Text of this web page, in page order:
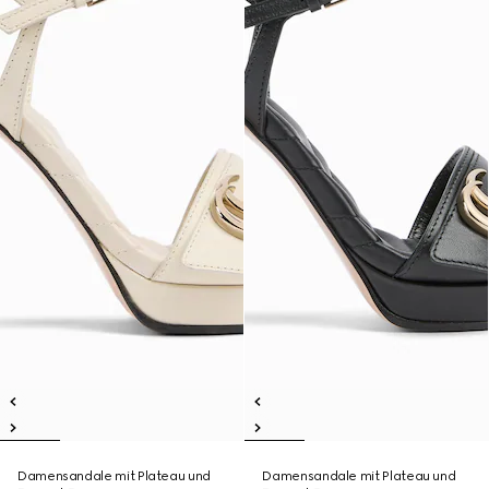
Damensandale mit Plateau und
Damensandale mit Plateau und